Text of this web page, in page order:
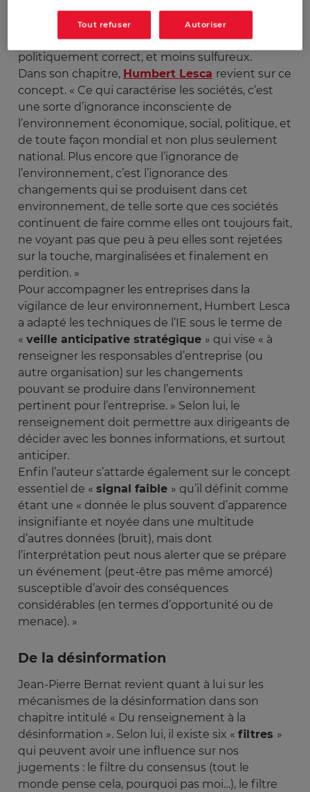
C’est pourquoi, plutôt que de parler d’IE, le terme
management stratégique de
l’information» apparaît souvent plus
politiquement correct, et moins sulfureux.
Dans son chapitre, Humbert Lesca revient sur ce
concept. « Ce qui caractérise les sociétés, c’est
une sorte d’ignorance inconsciente de
l’environnement économique, social, politique, et
de toute façon mondial et non plus seulement
national. Plus encore que l’ignorance de
l’environnement, c’est l’ignorance des
changements qui se produisent dans cet
environnement, de telle sorte que ces sociétés
continuent de faire comme elles ont toujours fait,
ne voyant pas que peu à peu elles sont rejetées
sur la touche, marginalisées et finalement en
perdition. »
Pour accompagner les entreprises dans la
vigilance de leur environnement, Humbert Lesca
a adapté les techniques de l’IE sous le terme de
« veille anticipative stratégique » qui vise « à
renseigner les responsables d’entreprise (ou
autre organisation) sur les changements
pouvant se produire dans l’environnement
pertinent pour l’entreprise. » Selon lui, le
renseignement doit permettre aux dirigeants de
décider avec les bonnes informations, et surtout
anticiper.
Enfin l’auteur s’attarde également sur le concept
essentiel de « signal faible » qu’il définit comme
étant une « donnée le plus souvent d’apparence
insignifiante et noyée dans une multitude
d’autres données (bruit), mais dont
l’interprétation peut nous alerter que se prépare
un événement (peut-être pas même amorcé)
susceptible d’avoir des conséquences
considérables (en termes d’opportunité ou de
menace). »
De la désinformation
Jean-Pierre Bernat revient quant à lui sur les
mécanismes de la désinformation dans son
chapitre intitulé « Du renseignement à la
désinformation ». Selon lui, il existe six « filtres »
qui peuvent avoir une influence sur nos
jugements : le filtre du consensus (tout le
monde pense cela, pourquoi pas moi…), le filtre
Tout refuser Autoriser